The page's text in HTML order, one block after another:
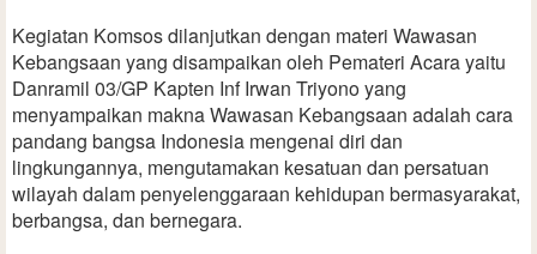
Kegiatan Komsos dilanjutkan dengan materi Wawasan
Kebangsaan yang disampaikan oleh Pemateri Acara yaitu
Danramil 03/GP Kapten Inf Irwan Triyono yang
menyampaikan makna Wawasan Kebangsaan adalah cara
pandang bangsa Indonesia mengenai diri dan
lingkungannya, mengutamakan kesatuan dan persatuan
wilayah dalam penyelenggaraan kehidupan bermasyarakat,
berbangsa, dan bernegara.